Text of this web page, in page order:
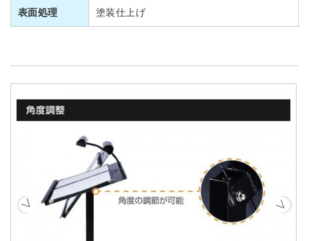
表面処理 塗装仕上げ